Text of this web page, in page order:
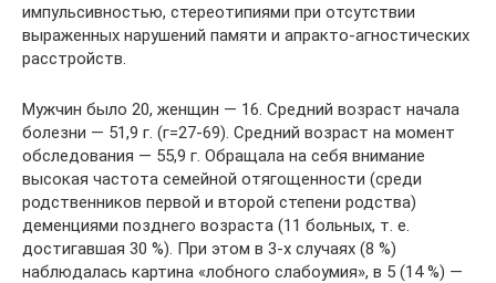
импульсивностью, стереотипиями при отсутствии
выраженных нарушений памяти и апракто-агностических
расстройств.
Мужчин было 20, женщин — 16. Средний возраст начала
болезни — 51,9 г. (г=27-69). Средний возраст на момент
обследования — 55,9 г. Обращала на себя внимание
высокая частота семейной отягощенности (среди
родственников первой и второй степени родства)
деменциями позднего возраста (11 больных, т. е.
достигавшая 30 %). При этом в 3-х случаях (8 %)
наблюдалась картина «лобного слабоумия», в 5 (14 %) —